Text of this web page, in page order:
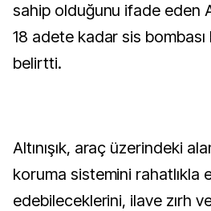
sahip olduğunu ifade eden
18 adete kadar sis bombası
belirtti.
Altınışık, araç üzerindeki
koruma sistemini rahatlıkla
edebileceklerini, ilave zırh